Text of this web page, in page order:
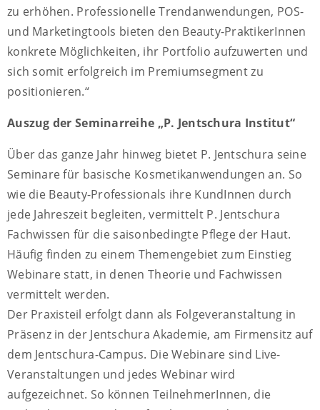
zu erhöhen. Professionelle Trendanwendungen, POS-
und Marketingtools bieten den Beauty-PraktikerInnen
konkrete Möglichkeiten, ihr Portfolio aufzuwerten und
sich somit erfolgreich im Premiumsegment zu
positionieren.“
Auszug der Seminarreihe „P. Jentschura Institut“
Über das ganze Jahr hinweg bietet P. Jentschura seine
Seminare für basische Kosmetikanwendungen an. So
wie die Beauty-Professionals ihre KundInnen durch
jede Jahreszeit begleiten, vermittelt P. Jentschura
Fachwissen für die saisonbedingte Pflege der Haut.
Häufig finden zu einem Themengebiet zum Einstieg
Webinare statt, in denen Theorie und Fachwissen
vermittelt werden.
Der Praxisteil erfolgt dann als Folgeveranstaltung in
Präsenz in der Jentschura Akademie, am Firmensitz auf
dem Jentschura-Campus. Die Webinare sind Live-
Veranstaltungen und jedes Webinar wird
aufgezeichnet. So können TeilnehmerInnen, die